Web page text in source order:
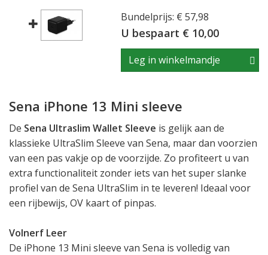
Bundelprijs: € 57,98
U bespaart € 10,00
Leg in winkelmandje
Sena iPhone 13 Mini sleeve
De Sena Ultraslim Wallet Sleeve is gelijk aan de
klassieke UltraSlim Sleeve van Sena, maar dan voorzien
van een pas vakje op de voorzijde. Zo profiteert u van
extra functionaliteit zonder iets van het super slanke
profiel van de Sena UltraSlim in te leveren! Ideaal voor
een rijbewijs, OV kaart of pinpas.
Volnerf Leer
De iPhone 13 Mini sleeve van Sena is volledig van